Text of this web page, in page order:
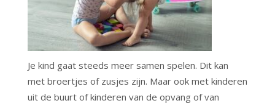
Je kind gaat steeds meer samen spelen. Dit kan
met broertjes of zusjes zijn. Maar ook met kinderen
uit de buurt of kinderen van de opvang of van